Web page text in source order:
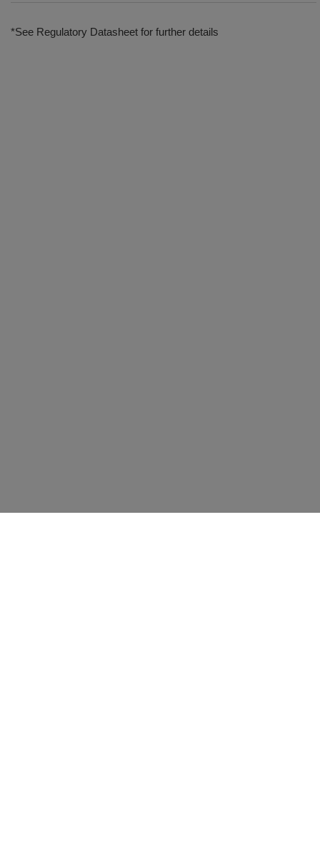
*See Regulatory Datasheet for further details